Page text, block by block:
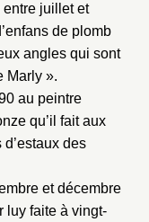
juillet et
de plomb
angles qui sont
Marly ».
au peintre
qu’il fait aux
des
et décembre
luy faite à vingt-
Fermer
Fermer